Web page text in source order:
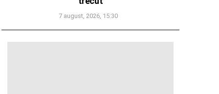
7 august, 2026, 15:30